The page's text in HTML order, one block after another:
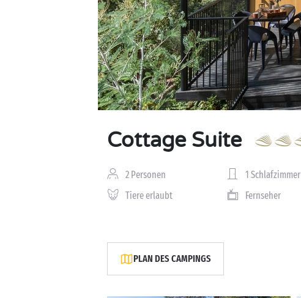
Cottage Suite
2 Personen 1 Schlafzimmer
Tiere erlaubt
Fernseher
PLAN DES CAMPINGS